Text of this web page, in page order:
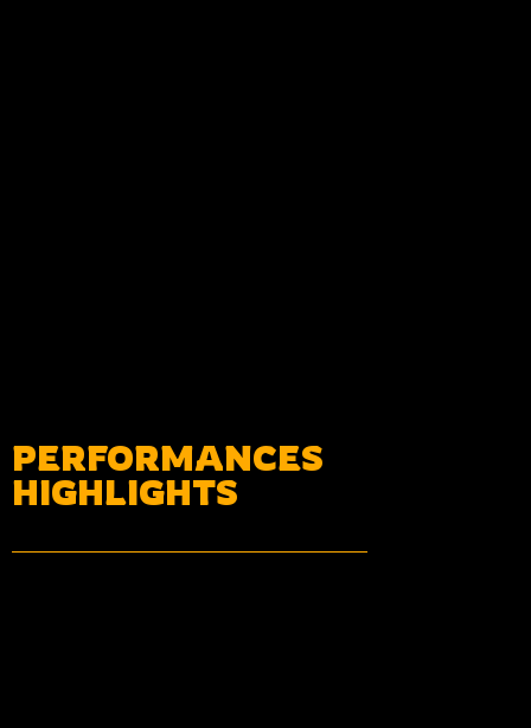
PERFORMANCES
HIGHLIGHTS